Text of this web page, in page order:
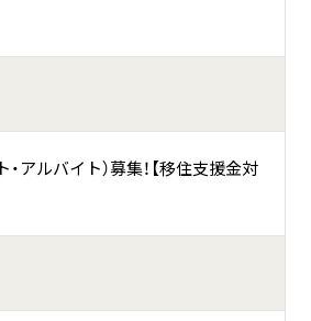
に全力で取り組んでいます。
アルバイト）募集！【移住支援金対